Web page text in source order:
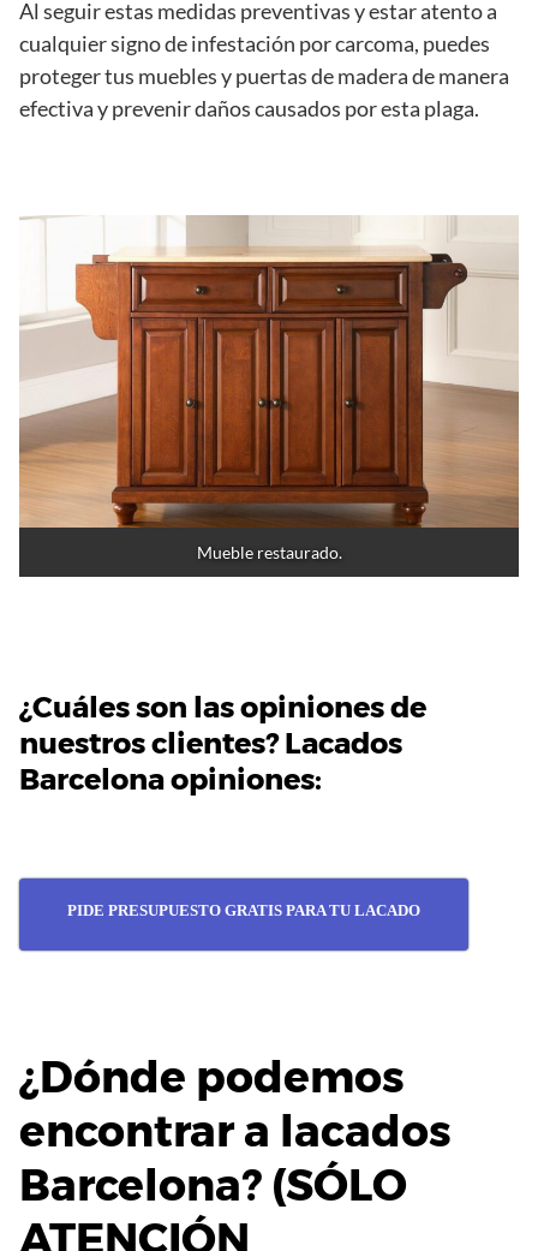
Al seguir estas medidas preventivas y estar atento a
cualquier signo de infestación por carcoma, puedes
proteger tus muebles y puertas de madera de manera
efectiva y prevenir daños causados por esta plaga.
Mueble restaurado.
¿Cuáles son las opiniones de
nuestros clientes? Lacados
Barcelona opiniones:
PIDE PRESUPUESTO GRATIS PARA TU LACADO
¿Dónde podemos
encontrar a lacados
Barcelona? (SÓLO
ATENCIÓN